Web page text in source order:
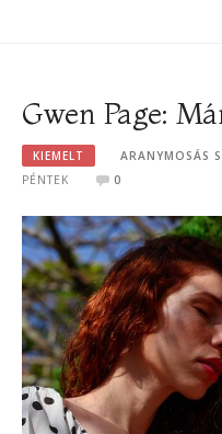
Gwen Page:
KIEMELT ARANYMOSÁS
PÉNTEK
0